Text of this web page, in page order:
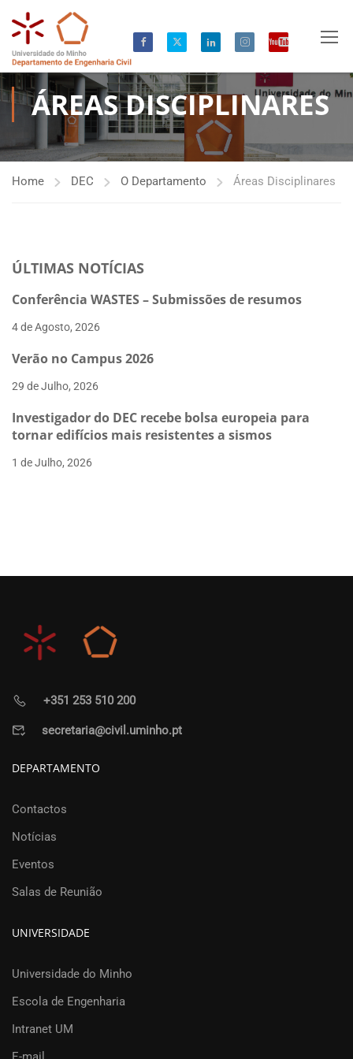
ÁREAS DISCIPLINARES
Home DEC O Departamento Áreas Disciplinares
ÚLTIMAS NOTÍCIAS
Conferência WASTES – Submissões de resumos
4 de Agosto, 2026
Verão no Campus 2026
29 de Julho, 2026
Investigador do DEC recebe bolsa europeia para
tornar edifícios mais resistentes a sismos
1 de Julho, 2026
+351 253 510 200
secretaria@civil.uminho.pt
DEPARTAMENTO
Contactos
Notícias
Eventos
Salas de Reunião
UNIVERSIDADE
Universidade do Minho
Escola de Engenharia
Intranet UM